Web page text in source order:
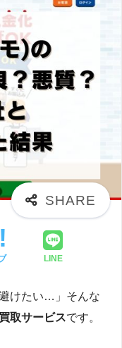
LINE
けたい…」そんな
取サービスです。